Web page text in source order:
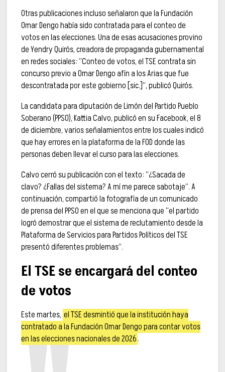
Otras publicaciones incluso señalaron que la Fundación
Omar Dengo había sido contratada para el conteo de
votos en las elecciones. Una de esas acusaciones provino
de Yendry Quirós, creadora de propaganda gubernamental
en redes sociales: “Conteo de votos, el TSE contrata sin
concurso previo a Omar Dengo afín a los Arias que fue
descontratada por este gobierno [sic.]”, publicó Quirós.
La candidata para diputación de Limón del Partido Pueblo
Soberano (PPSO), Kattia Calvo, publicó en su Facebook, el 8
de diciembre, varios señalamientos entre los cuales indicó
que hay errores en la plataforma de la FOD donde las
personas deben llevar el curso para las elecciones.
Calvo cerró su publicación con el texto: “¿Sacada de
clavo? ¿Fallas del sistema? A mí me parece sabotaje”. A
continuación, compartió la fotografía de un comunicado
de prensa del PPSO en el que se menciona que “el partido
logró demostrar que el sistema de reclutamiento desde la
Plataforma de Servicios para Partidos Políticos del TSE
presentó diferentes problemas”.
El TSE se encargará del conteo
de votos
Este martes, el TSE desmintió que la institución haya
contratado a la Fundación Omar Dengo para contar votos
en las elecciones nacionales de 2026.